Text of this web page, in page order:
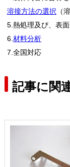
溶接方法の選択 （
5.熱処理及び、表
6. 材料分析
7.全国対応
記事に関